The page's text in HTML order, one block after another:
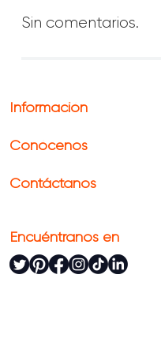
Sin comentarios.
Información
Conócenos
Contáctanos
Encuéntranos en